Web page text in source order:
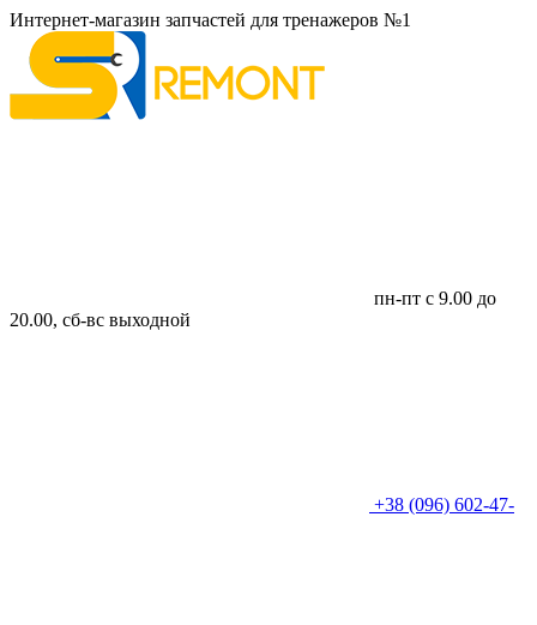
Интернет-магазин запчастей для тренажеров №1
пн-пт с 9.00 до
20.00, сб-вс выходной
+38 (096) 602-47-